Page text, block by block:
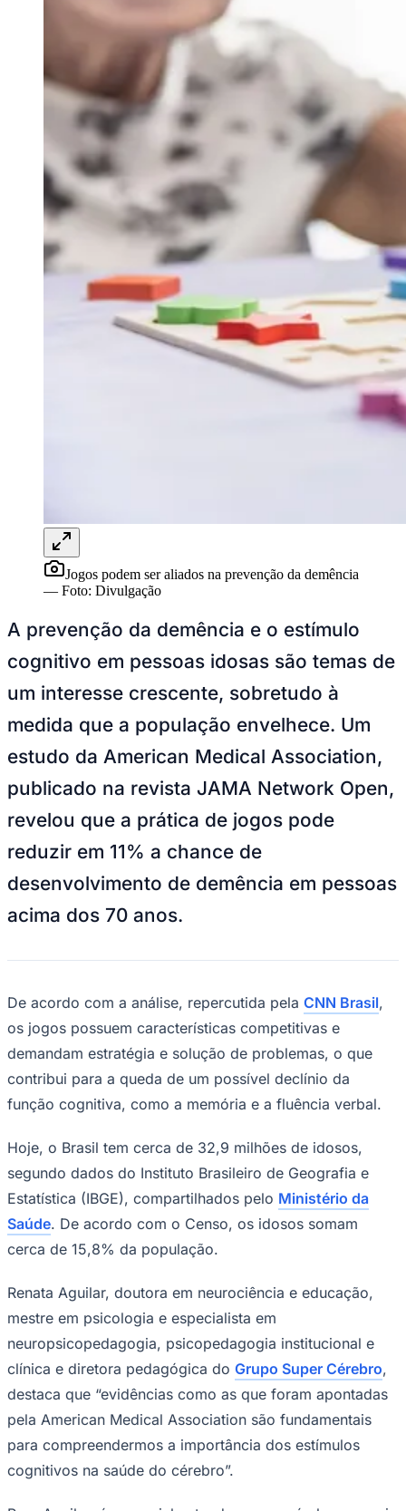
Vila Márcia
Vila Porto Votupoca
Anuncie no Portal
Guia de Empresas
Divulgar Vagas
Novo
Publicidade Legal
Negócios Regionais
Turismo
Segurança Regional
Hospitais Estaduais
Parques & Represas
Cidades da Região
Santana de Parnaíba
OsascoCarapicuíba JandiraItapevi CotiaPirapora
do Bom Jesus AraçariguamaCajamar
Taboão da Serra Embu das ArtesSão Roque
Anuncie Regional
Panorama Econômico
Panorama Econômico
Para Sua Empresa
Anuncie no Portal
Verificar Empresa Novo
Anunciar VagasNovo
Publicidade Legal
NBA
NFL
Fórmula 1
UFC
MLB
Atletismo
NBB
Competições de Futebol
Brasileirão Série A
Copa do Brasil
Sul-Americana
Copa América
Champions League
Premier League
La Liga
Bundesliga
Jogos podem ser aliados na prevenção da demência
— Foto: Divulgação
A prevenção da demência e o estímulo
cognitivo em pessoas idosas são temas de
um interesse crescente, sobretudo à
medida que a população envelhece. Um
estudo da American Medical Association,
publicado na revista JAMA Network Open,
revelou que a prática de jogos pode
reduzir em 11% a chance de
desenvolvimento de demência em pessoas
acima dos 70 anos.
De acordo com a análise, repercutida pela CNN Brasil,
os jogos possuem características competitivas e
demandam estratégia e solução de problemas, o que
contribui para a queda de um possível declínio da
função cognitiva, como a memória e a fluência verbal.
Hoje, o Brasil tem cerca de 32,9 milhões de idosos,
segundo dados do Instituto Brasileiro de Geografia e
Estatística (IBGE), compartilhados pelo Ministério da
Saúde. De acordo com o Censo, os idosos somam
cerca de 15,8% da população.
Renata Aguilar, doutora em neurociência e educação,
mestre em psicologia e especialista em
neuropsicopedagogia, psicopedagogia institucional e
clínica e diretora pedagógica do Grupo Super Cérebro,
destaca que “evidências como as que foram apontadas
pela American Medical Association são fundamentais
para compreendermos a importância dos estímulos
cognitivos na saúde do cérebro”.